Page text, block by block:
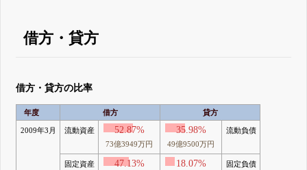
借方・貸方
借方・貸方の比率
年度 借方 貸方
2009年3月 流動資産 52.87%
73億3949万円
35.98%
49億9500万円
流動負債
固定資産 47.13% 18.07% 固定負債